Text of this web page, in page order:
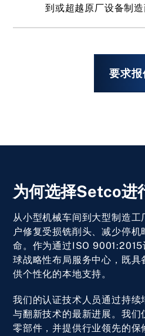
到或超越原厂设备制造
要求报
为何选择Setco进
从小型机械车间到大型制造
户修复受损铣削头、减少停
命。作为通过ISO
球战略性布局服务中心，既具
供个性化的本地支持。
我们的认证技术人员通过持续
与翻新技术的最新进展。我们
零部件，并提供行业领先的